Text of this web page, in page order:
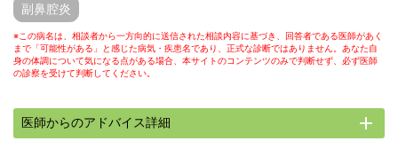
副鼻腔炎
※この病名は、相談者から一方向的に送信された相談内容に基づき、回答者である医師があく
まで「可能性がある」と感じた病気・疾患名であり、正式な診断ではありません。あなた自
身の体調について気になる点がある場合、本サイトのコンテンツのみで判断せず、必ず医師
の診察を受けて判断してください。
医師からのアドバイス詳細 add